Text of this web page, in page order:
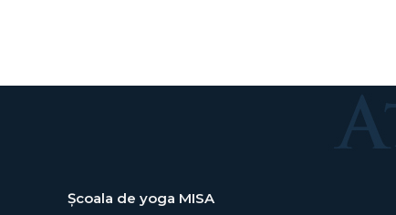
Școala de yoga MISA